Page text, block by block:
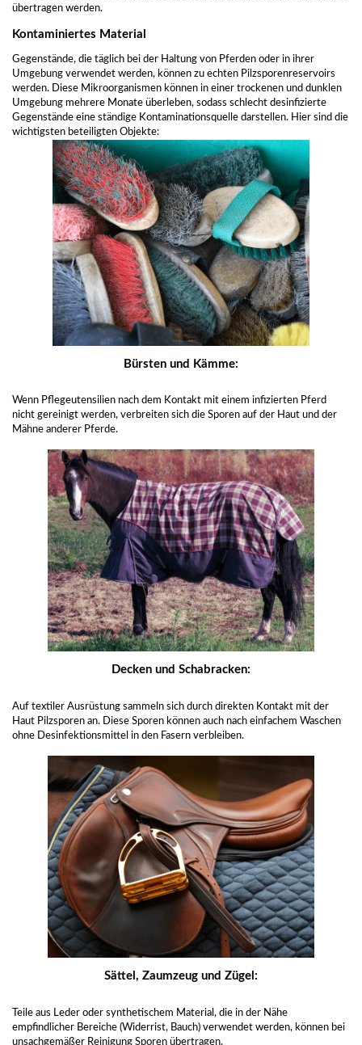
übertragen werden.
Kontaminiertes Material
Gegenstände, die täglich bei der Haltung von Pferden oder in ihrer
Umgebung verwendet werden, können zu echten Pilzsporenreservoirs
werden. Diese Mikroorganismen können in einer trockenen und dunklen
Umgebung mehrere Monate überleben, sodass schlecht desinfizierte
Gegenstände eine ständige Kontaminationsquelle darstellen. Hier sind die
wichtigsten beteiligten Objekte:
Bürsten und Kämme:
Wenn Pflegeutensilien nach dem Kontakt mit einem infizierten Pferd
nicht gereinigt werden, verbreiten sich die Sporen auf der Haut und der
Mähne anderer Pferde.
Decken und Schabracken:
Auf textiler Ausrüstung sammeln sich durch direkten Kontakt mit der
Haut Pilzsporen an. Diese Sporen können auch nach einfachem Waschen
ohne Desinfektionsmittel in den Fasern verbleiben.
Sättel, Zaumzeug und Zügel:
Teile aus Leder oder synthetischem Material, die in der Nähe
empfindlicher Bereiche (Widerrist, Bauch) verwendet werden, können bei
unsachgemäßer Reinigung Sporen übertragen.